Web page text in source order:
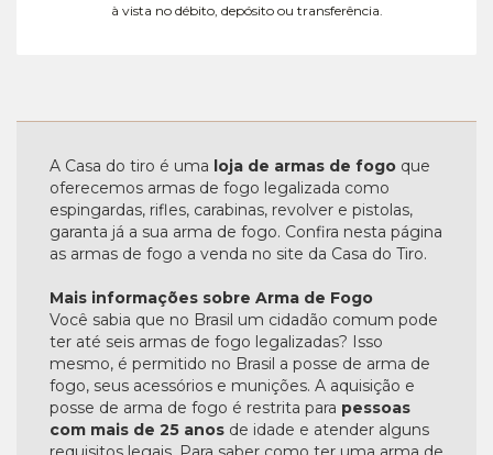
à vista no débito, depósito ou transferência.
A Casa do tiro é uma loja de armas de fogo que
oferecemos armas de fogo legalizada como
espingardas, rifles, carabinas, revolver e pistolas,
garanta já a sua arma de fogo. Confira nesta página
as armas de fogo a venda no site da Casa do Tiro.
Mais informações sobre Arma de Fogo
Você sabia que no Brasil um cidadão comum pode
ter até seis armas de fogo legalizadas? Isso
mesmo, é permitido no Brasil a posse de arma de
fogo, seus acessórios e munições. A aquisição e
posse de arma de fogo é restrita para pessoas
com mais de 25 anos de idade e atender alguns